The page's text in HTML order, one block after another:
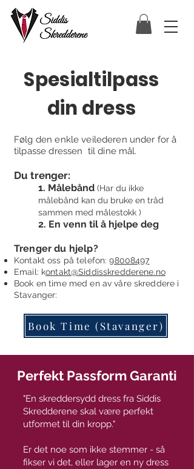
Spesialtilpass
din dress
Følg den enkle veilederen under for å
tilpasse dressen til dine mål.
Du trenger:
1. Målebånd (Har du ikke
målebånd kan du bruke en tråd
sammen med målestokk )
2. En venn til å hjelpe deg
Trenger du hjelp?
Kontakt oss på telefon:98008497
Email: kontakt@Siddisskredderene.no
Book en timemed en av våre skreddere i
Stavanger:
Book Time (Stavanger)
Perfekt Passform Garanti
"En skreddersydd dress fra Siddis
Skredderene skal være perfekt
utformet til din kropp."
Er det noe som ikke stemmer - så
fikser vi det, eller lager en ny dress